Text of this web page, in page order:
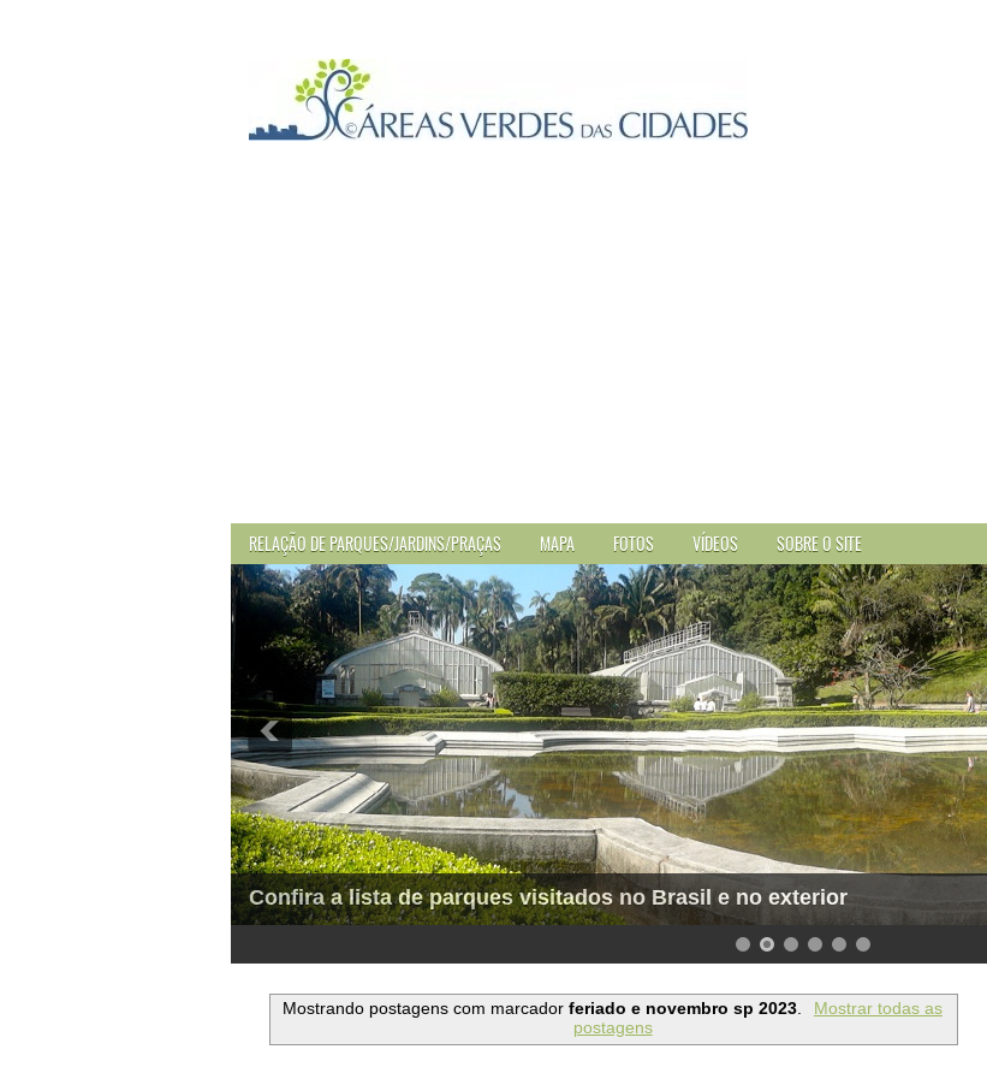
RELAÇÃO DE PARQUES/JARDINS/PRAÇAS MAPA FOTOS VÍDEOS SOBRE O SITE
Confira a lista de parques visitados no Brasil e no exterior
Mostrando postagens com marcadorferiado e novembro sp 2023.
Mostrar todas as
postagens